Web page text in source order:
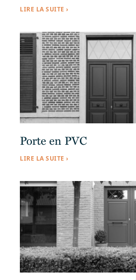
LIRE LA SUITE ›
Porte en PVC
LIRE LA SUITE ›